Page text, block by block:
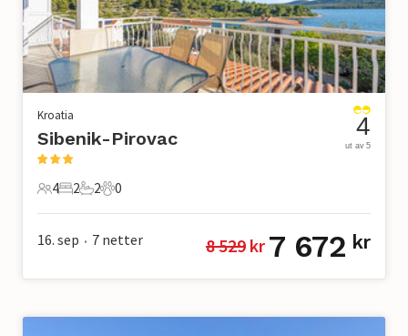
Kroatia
Sibenik-Pirovac
4 Gjester
4
2 Soverom
2
2 Bad
2
0 Kjæledyr
0
4
ut av 5
16. sep • 7 netter 8 529 kr 7 672 kr